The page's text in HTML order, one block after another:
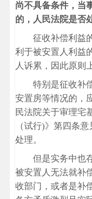
尚不具备条件，当
的，人民法院是否
征收补偿利益
利于被安置人利益
人诉累，因此原则
特别是征收补
安置房等情况的，
民法院关于审理宅
（试行)》第四条
处理。
但是实务中也
被安置人无法就补
收部门，或者是补